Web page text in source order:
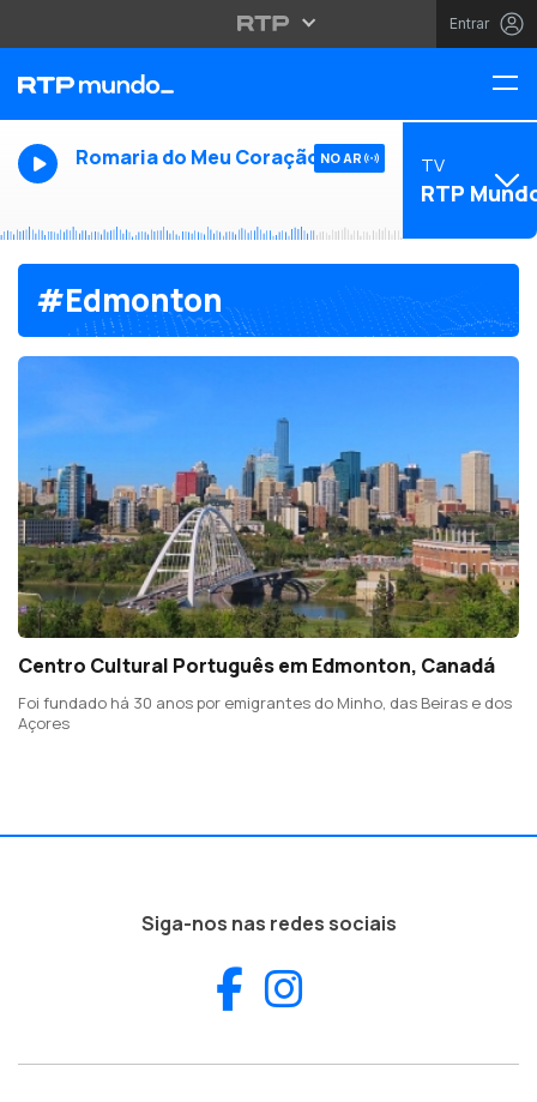
Entrar
Romaria do Meu Coração NO AR TV
RTP
#Edmonton
Centro Cultural Português em Edmonton, Canadá
Foi fundado há 30 anos por emigrantes do Minho, das Beiras e dos
Açores
Siga-nos nas redes sociais
Facebook